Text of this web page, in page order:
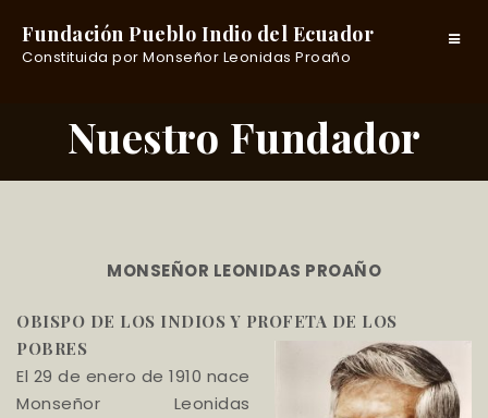
Fundación Pueblo Indio del Ecuador
Constituida por Monseñor Leonidas Proaño
Toggle
Nuestro Fundador
MONSEÑOR LEONIDAS PROAÑO
OBISPO DE LOS INDIOS Y PROFETA DE LOS
POBRES
El 29 de enero de 1910 nace
Monseñor Leonidas